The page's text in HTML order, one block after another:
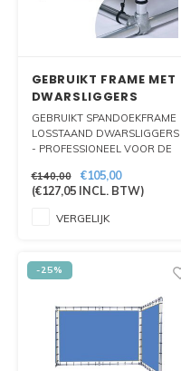
GEBRUIKT FRAME MET
DWARSLIGGERS
GEBRUIKT SPANDOEKFRAME
LOSSTAAND DWARSLIGGERS
- PROFESSIONEEL VOOR DE
OF EVENEMENT? DAT DOET U
MAKKELIJK MET ONZE
PRESENTATIEWANDEN OF
OPVALLEND GROOT. U TREKT
AANDACHT.
€140,00
€105,00
(€127,05INCL. BTW)
VERGELIJK
-25%